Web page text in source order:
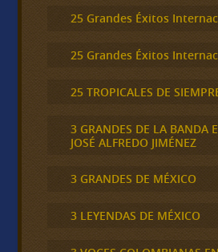
25 Grandes Éxitos
25 Grandes Éxitos
25 TROPICALES DE
3 GRANDES DE LA BANDA
JOSÉ ALFREDO JIMÉNEZ
3 GRANDES DE MÉXICO
3 LEYENDAS DE MÉXICO